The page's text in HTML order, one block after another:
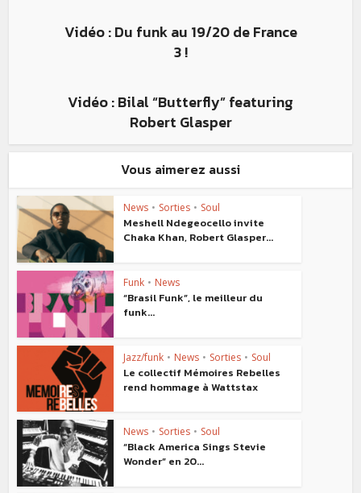
Vidéo : Du funk au 19/20 de France
3 !
Vidéo : Bilal “Butterfly” featuring
Robert Glasper
Vous aimerez aussi
News • Sorties • Soul
Meshell Ndegeocello invite
Chaka Khan, Robert Glasper...
Funk • News
“Brasil Funk”, le meilleur du
funk...
Jazz/funk • News • Sorties • Soul
Le collectif Mémoires Rebelles
rend hommage à Wattstax
News • Sorties • Soul
“Black America Sings Stevie
Wonder” en 20...